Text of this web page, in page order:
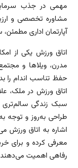
مهمی در جذب
مشاوره تخصصی و
آپارتمان اداری
اتاق ورزش یکی از
مدرن، ویلاها و
حفظ تناسب اندام را
اتاق ورزش در ملک،
سبک زندگی سالم‌تری
طراحی به‌روز و توجه
اشاره به اتاق ورزش
معرفی کرده و برای
رفاهی اهمیت